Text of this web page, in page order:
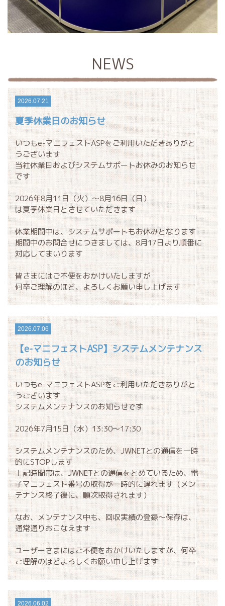
NEWS
2026.07.21
夏季休業日のお知らせ
いつもe-マニフェストASPをご利用いただきありがと
うございます
当社休業日およびシステムサポートお休みのお知らせ
です
2026年8月11日（火）～8月16日（日）
は夏季休業日とさせていただきます
休業期間中は、システムサポートもお休みとなります
期間中のお問合せにつきましては、8月17日より順番に
対応してまいります
皆さまにはご不便をおかけいたしますが
何卒ご理解のほど、よろしくお願い申し上げます
2026.07.06
【e-マニフェストASP】システムメンテナンス
のお知らせ
いつもe-マニフェストASPをご利用いただきありがと
うございます
システムメンテナンスのお知らせです
2026年7月15日（水）13:30～17:30
システムメンテナンスのため、JWNETとの通信を一時
的にSTOPします
上記時間帯は、JWNETとの通信をとめているため、電
子マニフェスト番号の取得が一時的に遅れます（メン
テナンス終了後に、順次取得されます）
なお、メンテナンス中も、回収実績の登録～保存は、
通常通りおこなえます
ユーザーさまにはご不便をおかけいたしますが、何卒
ご理解のほどよろしくお願い申し上げます
2026.06.02